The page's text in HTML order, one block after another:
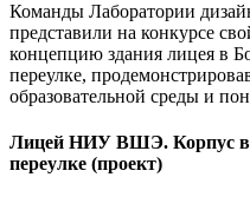
​​​​​​​Команды Лаборатории
представили на конкурсе
концепцию здания лицея в
переулке,
образовательной среды и
Лицей НИУ ВШЭ. Корпус в
переулке (проект)